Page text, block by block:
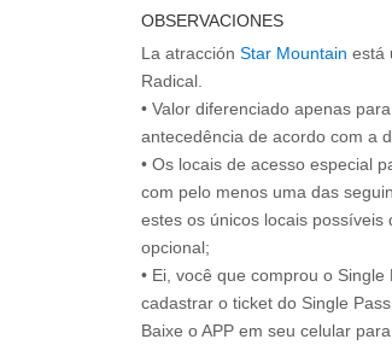
OBSERVACIONES
La atracción Star Mountain está
Radical.
• Valor diferenciado apenas
antecedência de acordo com a
• Os locais de acesso especial
com pelo menos uma das
estes os únicos locais
opcional;
• Ei, você que comprou o
cadastrar o ticket do Single
Baixe o APP em seu celular